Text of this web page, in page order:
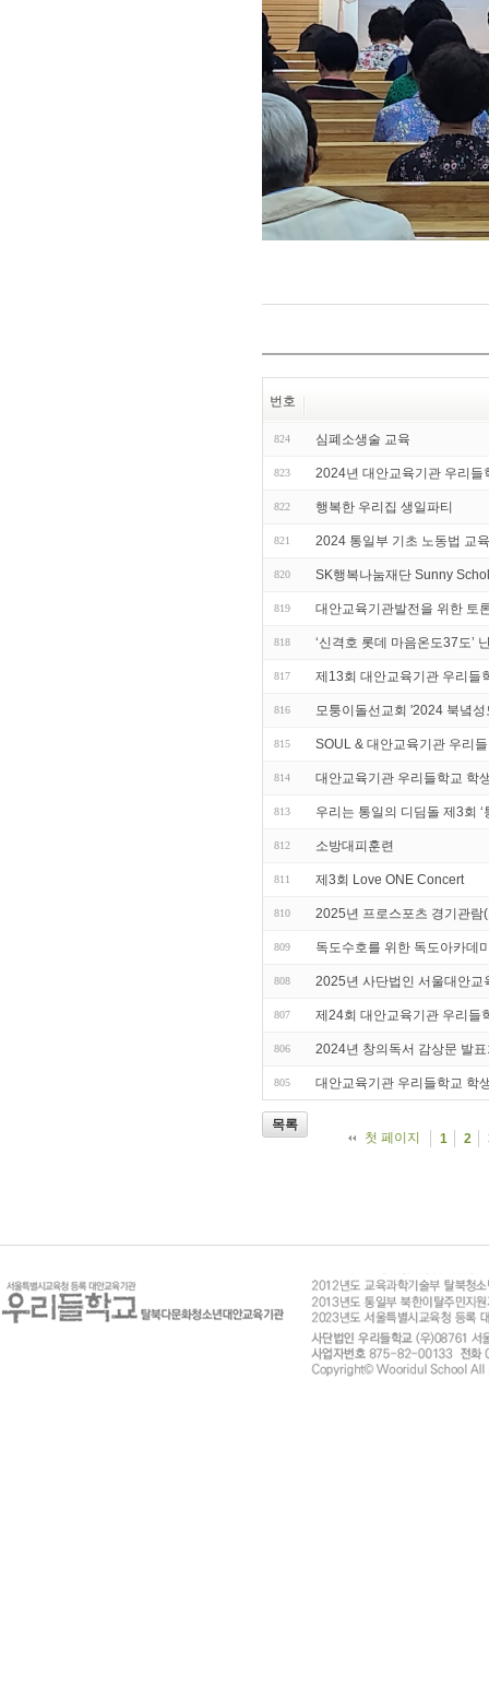
번호
824 심폐소생술 교육
823 2024년 대안교육기관 우리들
822 행복한 우리집 생일파티
821 2024 통일부 기초 노동법 교육
820 SK행복나눔재단 Sunny
819 대안교육기관발전을 위한 토
818 ‘신격호 롯데 마음온도37도’
817 제13회 대안교육기관 우리들
816 모퉁이돌선교회 '2024 북녘
815 SOUL & 대안교육기관 우리
814 대안교육기관 우리들학교 학
813 우리는 통일의 디딤돌 제3회 ‘
812 소방대피훈련
811 제3회 Love ONE Concert
810 2025년 프로스포츠 경기관람
809 독도수호를 위한 독도아카데
808 2025년 사단법인 서울대안교
807 제24회 대안교육기관 우리들
806 2024년 창의독서 감상문 발
805 대안교육기관 우리들학교 학
목록
첫 페이지
1 2